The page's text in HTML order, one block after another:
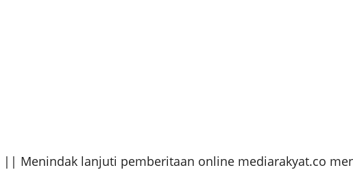
|| Menindak lanjuti pemberitaan online mediarakyat.co